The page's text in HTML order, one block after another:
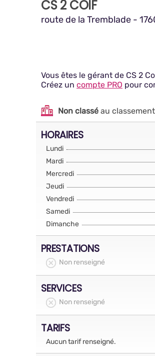
CS 2 COIF
route de la Tremblade -
Vous êtes le gérant de CS 2
Créez un compte PRO pour
Non classé au
HORAIRES
Lundi
Mardi
Mercredi
Jeudi
Vendredi
Samedi
Dimanche
PRESTATIONS
Non renseigné
SERVICES
Non renseigné
TARIFS
Aucun tarif renseigné.